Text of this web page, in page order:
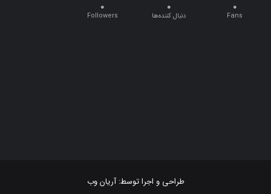
تمام حقوق این سایت متعلق به پایگاه خبری تحلیلی « نبأپرس » می باشد .